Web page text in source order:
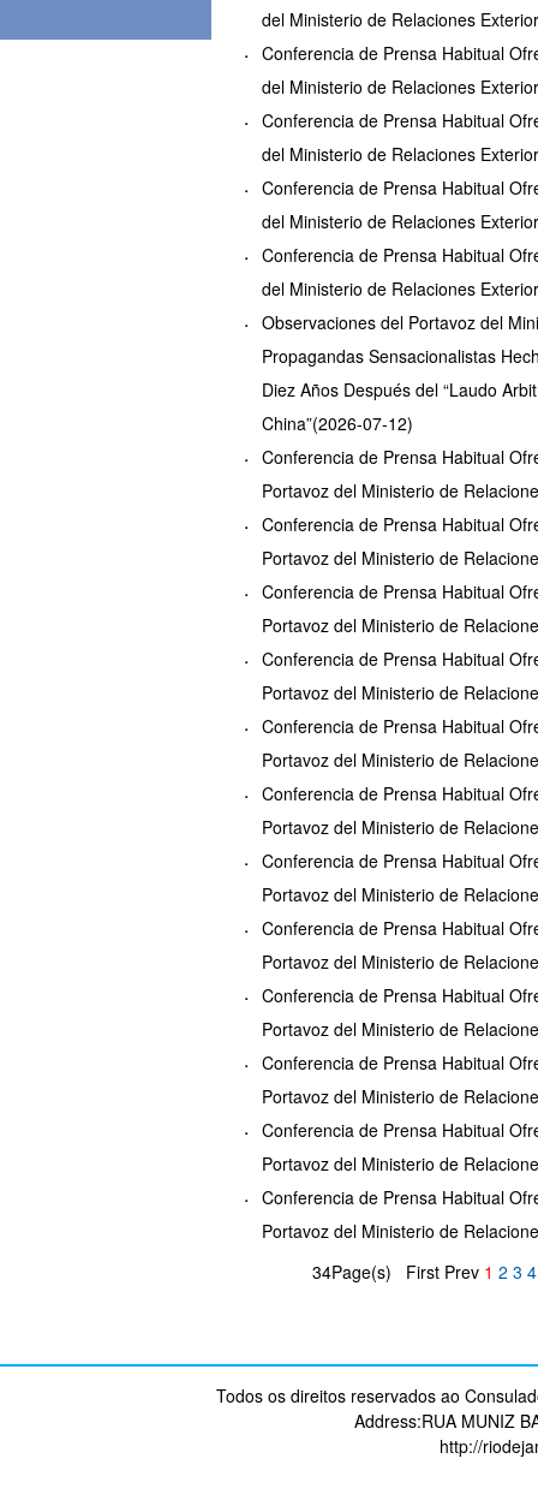
del Ministerio de Relaciones
Conferencia de Prensa Habitual
del Ministerio de Relaciones
Conferencia de Prensa Habitual
del Ministerio de Relaciones
Conferencia de Prensa Habitual
del Ministerio de Relaciones
Conferencia de Prensa Habitual
del Ministerio de Relaciones
Observaciones del Portavoz del
Propagandas Sensacionalistas
Diez Años Después del “Laudo
China”(2026-07-12)
Conferencia de Prensa Habitual
Portavoz del Ministerio de
Conferencia de Prensa Habitual
Portavoz del Ministerio de
Conferencia de Prensa Habitual
Portavoz del Ministerio de
Conferencia de Prensa Habitual
Portavoz del Ministerio de
Conferencia de Prensa Habitual
Portavoz del Ministerio de
Conferencia de Prensa Habitual
Portavoz del Ministerio de
Conferencia de Prensa Habitual
Portavoz del Ministerio de
Conferencia de Prensa Habitual
Portavoz del Ministerio de
Conferencia de Prensa Habitual
Portavoz del Ministerio de
Conferencia de Prensa Habitual
Portavoz del Ministerio de
Conferencia de Prensa Habitual
Portavoz del Ministerio de
Conferencia de Prensa Habitual
Portavoz del Ministerio de
34Page(s) First Prev 1 2 3 4
Todos os direitos reservados ao
Address:RUA MUNIZ
http://